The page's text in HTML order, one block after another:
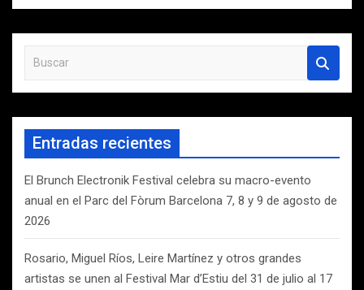
s
c
r
Entradas recientes
El Brunch Electronik Festival celebra su macro-evento
anual en el Parc del Fòrum Barcelona 7, 8 y 9 de agosto de
2026
Rosario, Miguel Ríos, Leire Martínez y otros grandes
artistas se unen al Festival Mar d’Estiu del 31 de julio al 17